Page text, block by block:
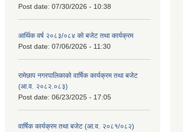
Post date: 07/30/2026 - 10:38
आर्थिक वर्ष २०८३/०८४ को बजेट तथा कार्यक्रम
Post date: 07/06/2026 - 11:30
रामेछाप नगरपालिकाको वार्षिक कार्यक्रम तथा बजेट
(आ.व. २०८२.०८३)
Post date: 06/23/2025 - 17:05
वार्षिक कार्यक्रम तथा बजेट (आ.व. २०८१/०८२)